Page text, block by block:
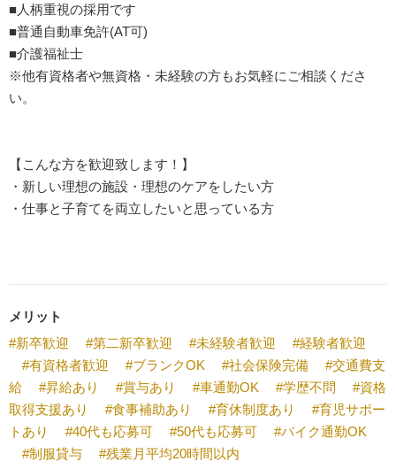
■人柄重視の採用です
■普通自動車免許(AT可)
■介護福祉士
※他有資格者や無資格・未経験の方もお気軽にご相談くださ
い。
【こんな方を歓迎致します！】
・新しい理想の施設・理想のケアをしたい方
・仕事と子育てを両立したいと思っている方
メリット
#新卒歓迎
#第二新卒歓迎 #未経験者歓迎
#経験者歓迎
#有資格者歓迎
#ブランクOK #社会保険完備
#交通費支
給
#昇給あり #賞与あり #車通勤OK #学歴不問
#資格
取得支援あり
#食事補助あり #育休制度あり
#育児サポー
トあり
#40代も応募可 #50代も応募可
#バイク通勤OK
#制服貸与
#残業月平均20時間以内